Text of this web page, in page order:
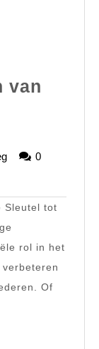
van
eueccelevators-
0
Sleutel tot
rol in het
Of